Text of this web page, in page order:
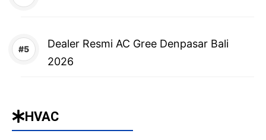
Dealer Resmi AC Gree Denpasar Bali
2026
HVAC